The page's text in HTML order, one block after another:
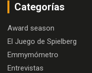
Categorías
Award season
El Juego de Spielberg
Emmymómetro
Entrevistas